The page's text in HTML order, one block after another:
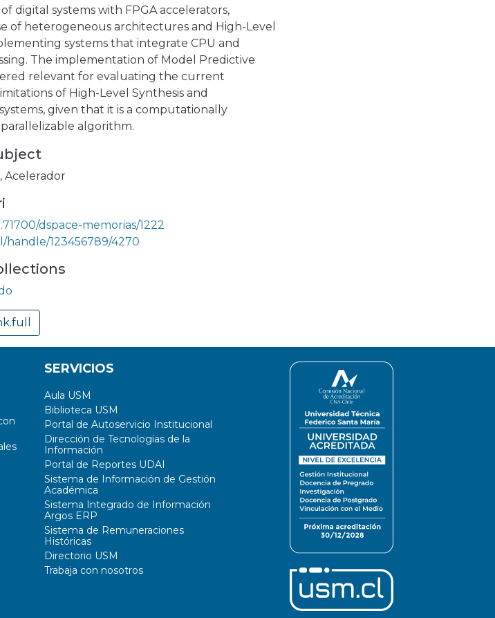
digital systems with FPGA accelerators,
of heterogeneous architectures and High-Level
systems that integrate CPU and
The implementation of Model Predictive
relevant for evaluating the current
of High-Level Synthesis and
given that it is a computationally
algorithm.
, Acelerador
dspace-memorias/1222
handle/123456789/4270
SERVICIOS
Aula USM
Biblioteca USM
Portal de Autoservicio Institucional
Dirección de Tecnologías de la
Información
Portal de Reportes UDAI
Sistema de Información de Gestión
Académica
Sistema Integrado de Información
Argos ERP
Sistema de Remuneraciones
Históricas
Directorio USM
Trabaja con nosotros